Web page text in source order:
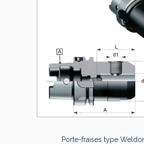
Porte-fraises type